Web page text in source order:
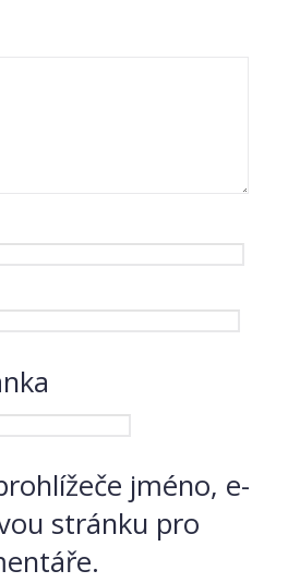
jméno, e-
stránku pro